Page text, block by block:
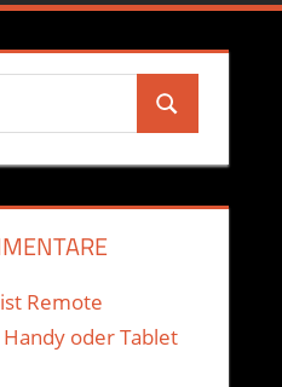
Suchen
Remote
oder Tablet